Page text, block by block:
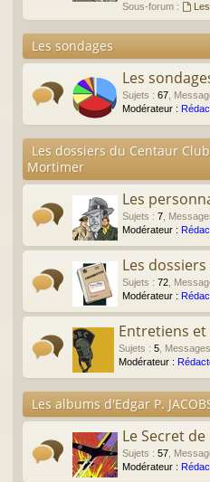
Sous-forum :
Les sondages
Les
Sujets : 67
Modérateur :
Les dossiers du Centaur
Mortimer
Les
Sujets : 7
Modérateur :
Les
Sujets : 72
Modérateur :
Entretiens
Sujets : 5 Messages
Modérateur :
Les albums d'Edgar P.
Le Secret
Sujets : 57
Modérateur :